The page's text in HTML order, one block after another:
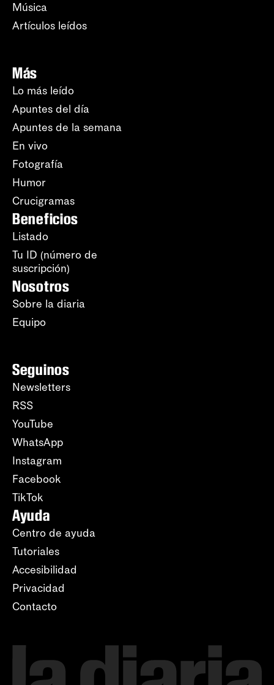
Música
Artículos leídos
Más
Lo más leído
Apuntes del día
Apuntes de la semana
En vivo
Fotografía
Humor
Crucigramas
Beneficios
Listado
Tu ID (número de
suscripción)
Nosotros
Sobre la diaria
Equipo
Seguinos
Newsletters
RSS
YouTube
WhatsApp
Instagram
Facebook
TikTok
Ayuda
Centro de ayuda
Tutoriales
Accesibilidad
Privacidad
Contacto